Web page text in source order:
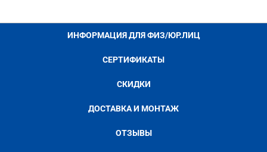
ИНФОРМАЦИЯ ДЛЯ ФИЗ/ЮР.ЛИЦ
СЕРТИФИКАТЫ
СКИДКИ
ДОСТАВКА И МОНТАЖ
ОТЗЫВЫ